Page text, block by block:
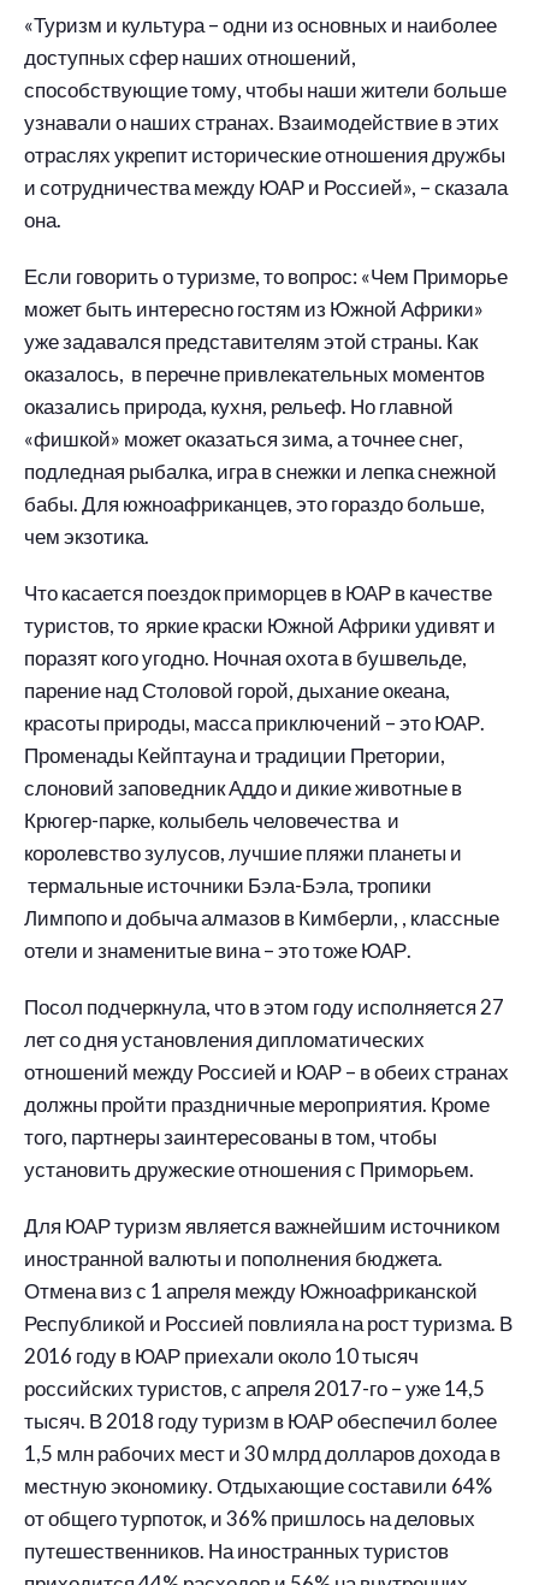
«Туризм и культура – одни из основных и наиболее
доступных сфер наших отношений,
способствующие тому, чтобы наши жители больше
узнавали о наших странах. Взаимодействие в этих
отраслях укрепит исторические отношения дружбы
и сотрудничества между ЮАР и Россией», – сказала
она.
Если говорить о туризме, то вопрос: «Чем Приморье
может быть интересно гостям из Южной Африки»
уже задавался представителям этой страны. Как
оказалось, в перечне привлекательных моментов
оказались природа, кухня, рельеф. Но главной
«фишкой» может оказаться зима, а точнее снег,
подледная рыбалка, игра в снежки и лепка снежной
бабы. Для южноафриканцев, это гораздо больше,
чем экзотика.
Что касается поездок приморцев в ЮАР в качестве
туристов, то яркие краски Южной Африки удивят и
поразят кого угодно. Ночная охота в бушвельде,
парение над Столовой горой, дыхание океана,
красоты природы, масса приключений – это ЮАР.
Променады Кейптауна и традиции Претории,
слоновий заповедник Аддо и дикие животные в
Крюгер-парке, колыбель человечества и
королевство зулусов, лучшие пляжи планеты и
термальные источники Бэла-Бэла, тропики
Лимпопо и добыча алмазов в Кимберли, , классные
отели и знаменитые вина – это тоже ЮАР.
Посол подчеркнула, что в этом году исполняется 27
лет со дня установления дипломатических
отношений между Россией и ЮАР – в обеих странах
должны пройти праздничные мероприятия. Кроме
того, партнеры заинтересованы в том, чтобы
установить дружеские отношения с Приморьем.
Для ЮАР туризм является важнейшим источником
иностранной валюты и пополнения бюджета.
Отмена виз с 1 апреля между Южноафриканской
Республикой и Россией повлияла на рост туризма. В
2016 году в ЮАР приехали около 10 тысяч
российских туристов, с апреля 2017-го – уже 14,5
тысяч. В 2018 году туризм в ЮАР обеспечил более
1,5 млн рабочих мест и 30 млрд долларов дохода в
местную экономику. Отдыхающие составили 64%
от общего турпоток, и 36% пришлось на деловых
путешественников. На иностранных туристов